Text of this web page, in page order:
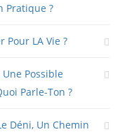
Pratique ?
Pour LA Vie ?
Possible
Parle-Ton ?
Déni, Un Chemin